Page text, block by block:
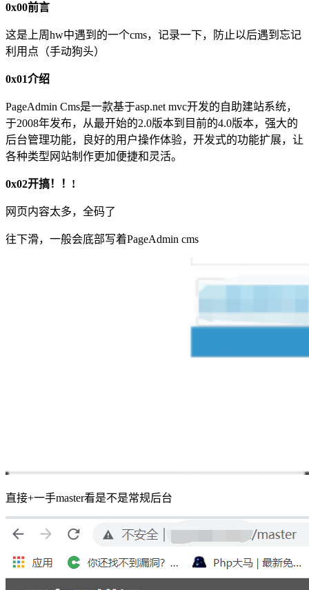
0x00前言
这是上周hw中遇到的一个cms，记录一下，防止以后遇到忘记
利用点（手动狗头）
0x01介绍
PageAdmin Cms是一款基于asp.net mvc开发的自助建站系统，
于2008年发布，从最开始的2.0版本到目前的4.0版本，强大的
后台管理功能，良好的用户操作体验，开发式的功能扩展，让
各种类型网站制作更加便捷和灵活。
0x02开搞！！!
网页内容太多，全码了
往下滑，一般会底部写着PageAdmin cms
直接+一手master看是不是常规后台